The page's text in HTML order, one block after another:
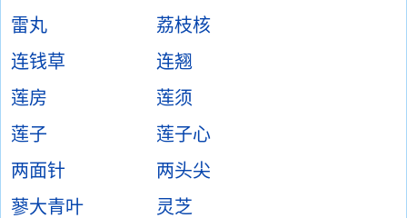
雷丸
荔枝核
连钱草
连翘
莲房
莲须
莲子
莲子心
两面针
两头尖
蓼大青叶
灵芝